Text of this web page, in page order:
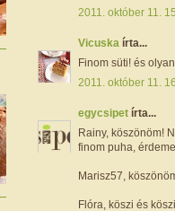
2011. október 11.
Vicuska írta...
Finom süti! és
2011. október 11.
egycsipet írta...
Rainy, köszönöm!
finom puha,
Marisz57,
Flóra, köszi és